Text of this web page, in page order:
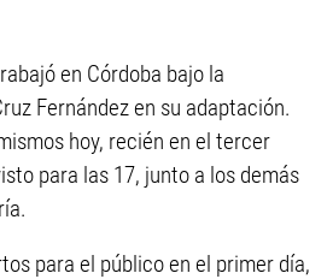
en Córdoba bajo la
Fernández en su adaptación.
hoy, recién en el tercer
para las 17, junto a los demás
para el público en el primer día,